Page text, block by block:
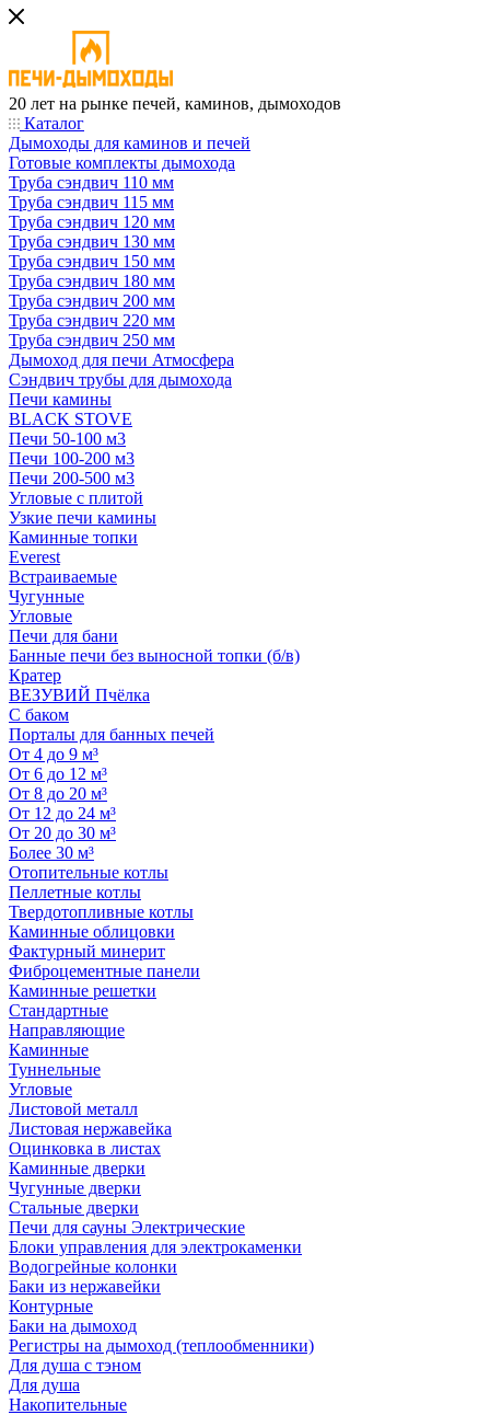
20 лет на рынке печей, каминов, дымоходов
Каталог
Дымоходы для каминов и печей
Готовые комплекты дымохода
Труба сэндвич 110 мм
Труба сэндвич 115 мм
Труба сэндвич 120 мм
Труба сэндвич 130 мм
Труба сэндвич 150 мм
Труба сэндвич 180 мм
Труба сэндвич 200 мм
Труба сэндвич 220 мм
Труба сэндвич 250 мм
Дымоход для печи Атмосфера
Сэндвич трубы для дымохода
Печи камины
BLACK STOVE
Печи 50-100 м3
Печи 100-200 м3
Печи 200-500 м3
Угловые с плитой
Узкие печи камины
Каминные топки
Everest
Встраиваемые
Чугунные
Угловые
Печи для бани
Банные печи без выносной топки (б/в)
Кратер
ВЕЗУВИЙ Пчёлка
С баком
Порталы для банных печей
От 4 до 9 м³
От 6 до 12 м³
От 8 до 20 м³
От 12 до 24 м³
От 20 до 30 м³
Более 30 м³
Отопительные котлы
Пеллетные котлы
Твердотопливные котлы
Каминные облицовки
Фактурный минерит
Фиброцементные панели
Каминные решетки
Стандартные
Направляющие
Каминные
Туннельные
Угловые
Листовой металл
Листовая нержавейка
Оцинковка в листах
Каминные дверки
Чугунные дверки
Стальные дверки
Печи для сауны Электрические
Блоки управления для электрокаменки
Водогрейные колонки
Баки из нержавейки
Контурные
Баки на дымоход
Регистры на дымоход (теплообменники)
Для душа с тэном
Для душа
Накопительные